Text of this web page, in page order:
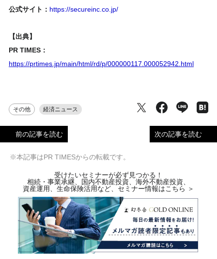
公式サイト： https://secureinc.co.jp/
【出典】
PR TIMES：
https://prtimes.jp/main/html/rd/p/000000117.000052942.html
その他 経済ニュース
前の記事を読む 次の記事を読む
※本記事はPR TIMESからの転載です。
受けたいセミナーが必ず見つかる！
相続・事業承継、国内不動産投資、海外不動産投資、
資産運用、生命保険活用など、セミナー情報はこちら ＞